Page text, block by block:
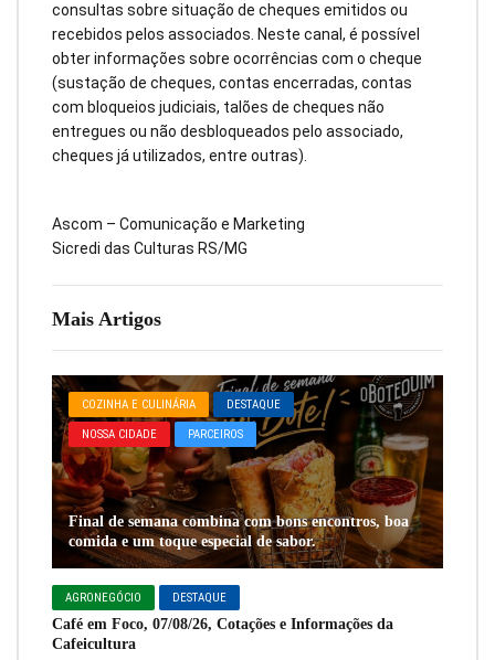
Mais Artigos
COZINHA E CULINÁRIA DESTAQUE
NOSSA CIDADE PARCEIROS
Final de semana combina com bons encontros, boa
comida e um toque especial de sabor.
AGRONEGÓCIO DESTAQUE
Café em Foco, 07/08/26, Cotações e Informações da
Cafeicultura
consultas sobre situação de cheques emitidos ou
recebidos pelos associados. Neste canal, é possível
obter informações sobre ocorrências com o cheque
(sustação de cheques, contas encerradas, contas
com bloqueios judiciais, talões de cheques não
entregues ou não desbloqueados pelo associado,
cheques já utilizados, entre outras).
Ascom – Comunicação e Marketing
Sicredi das Culturas RS/MG